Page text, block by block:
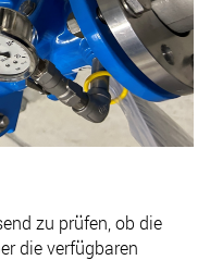
zu prüfen, ob die
die verfügbaren